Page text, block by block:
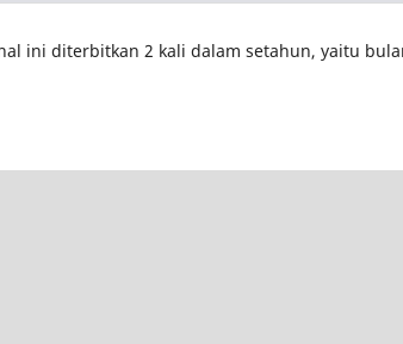
ini diterbitkan 2 kali dalam setahun, yaitu